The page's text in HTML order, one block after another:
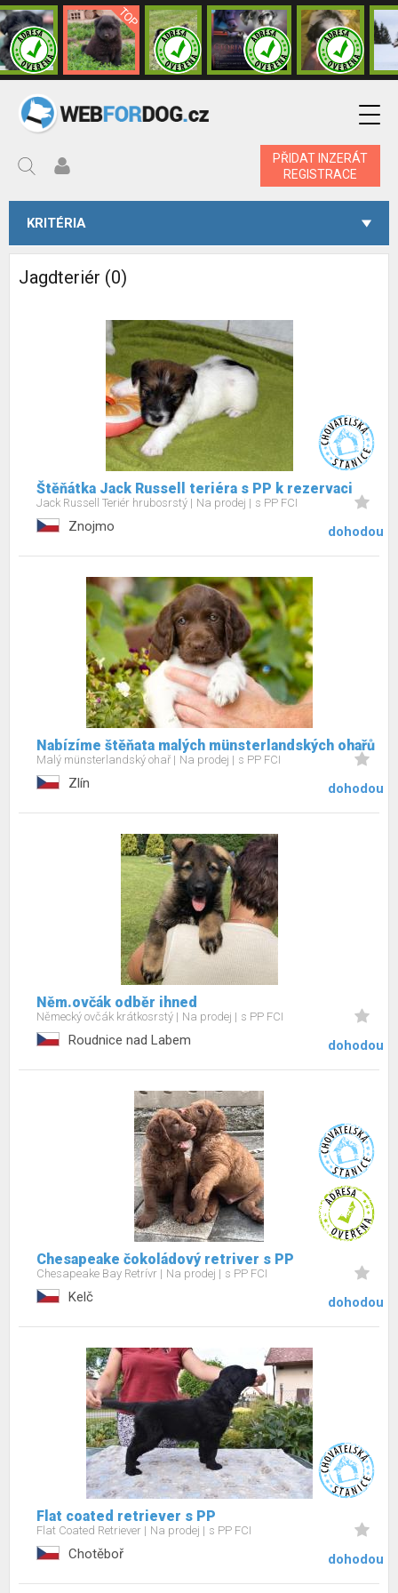
PŘIDAT INZERÁT
REGISTRACE
KRITÉRIA
Jagdteriér (0)
Štěňátka Jack Russell teriéra s PP k rezervaci
Jack Russell Teriér hrubosrstý Na prodej s PP FCI
Znojmo dohodou
Nabízíme štěňata malých münsterlandských ohařů
Malý münsterlandský ohař Na prodej s PP FCI
Zlín dohodou
Něm.ovčák odběr ihned
Německý ovčák krátkosrstý Na prodej s PP FCI
Roudnice nad Labem dohodou
Chesapeake čokoládový retriver s PP
Chesapeake Bay Retrívr Na prodej s PP FCI
Kelč dohodou
Flat coated retriever s PP
Flat Coated Retriever Na prodej s PP FCI
Chotěboř dohodou